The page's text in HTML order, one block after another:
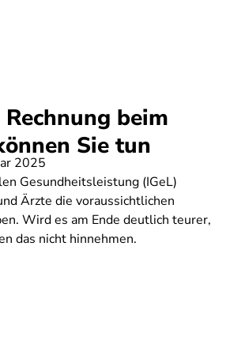
beim
Sie tun
2025
Gesundheitsleistung (IGeL)
Ärzte die voraussichtlichen
Wird es am Ende deutlich teurer,
das nicht hinnehmen.